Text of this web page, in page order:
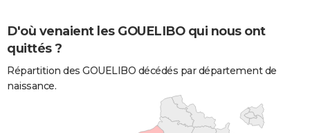
D'où venaient les GOUELIBO qui nous ont
quittés ?
Répartition des GOUELIBO décédés par département de
naissance.